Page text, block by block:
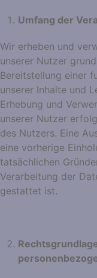
Umfang der
Wir erheben und
unserer Nutzer
Bereitstellung einer
unserer Inhalte und
Erhebung und
unserer Nutzer
des Nutzers. Eine
eine vorherige
tatsächlichen
Verarbeitung der
gestattet ist.